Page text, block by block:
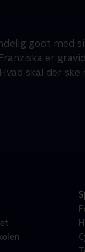
godt med
er
skal der ske